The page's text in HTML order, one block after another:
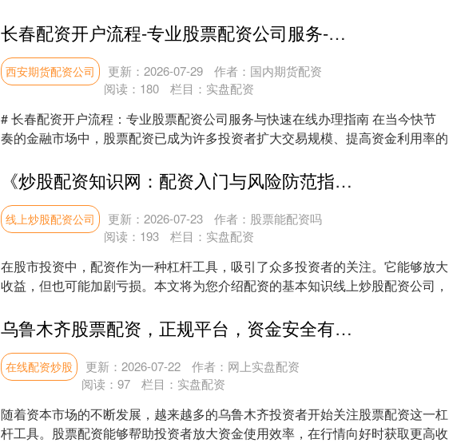
长春配资开户流程-专业股票配资公司服务-快速在线办理
西安期货配资公司 更新：2026-07-29
作者：国内期货配资
阅读： 180 栏目： 实盘配资
# 长春配资开户流程：专业股票配资公司服务与快速在线办理指南 在当今快节
奏的金融市场中，股票配资已成为许多投资者扩大交易规模、提高资金利用率的
《炒股配资知识网：配资入门与风险防范指南》
线上炒股配资公司 更新：2026-07-23
作者：股票能配资吗
阅读： 193 栏目： 实盘配资
在股市投资中，配资作为一种杠杆工具，吸引了众多投资者的关注。它能够放大
收益，但也可能加剧亏损。本文将为您介绍配资的基本知识线上炒股配资公司，
乌鲁木齐股票配资，正规平台，资金安全有保障
在线配资炒股 更新：2026-07-22
作者：网上实盘配资
阅读： 97 栏目： 实盘配资
随着资本市场的不断发展，越来越多的乌鲁木齐投资者开始关注股票配资这一杠
杆工具。股票配资能够帮助投资者放大资金使用效率，在行情向好时获取更高收